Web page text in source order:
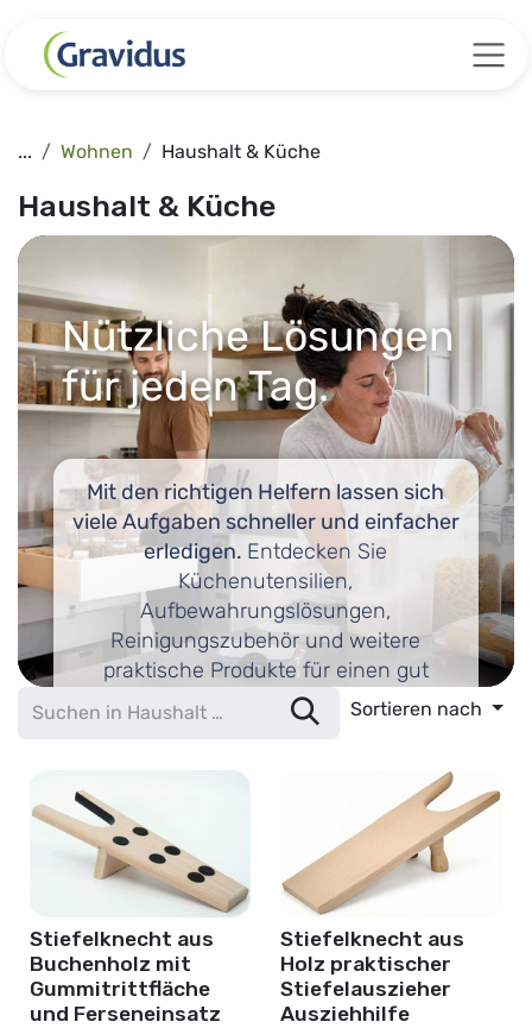
... Wohnen Haushalt & Küche
Haushalt & Küche
Nützliche Lösungen
für jeden Tag.
Mit den richtigen Helfern lassen sich
viele Aufgaben schneller und einfacher
erledigen. Entdecken Sie
Küchenutensilien,
Aufbewahrungslösungen,
Reinigungszubehör und weitere
praktische Produkte für einen gut
organisierten Haushalt.Sortieren nach
Stiefelknecht aus
Buchenholz mit
Gummitrittfläche
und Ferseneinsatz
Stiefelknecht aus
Holz praktischer
Stiefelauszieher
Ausziehhilfe